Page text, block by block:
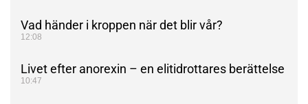
Vad händer i kroppen när det blir vår?
12:08
Livet efter anorexin – en elitidrottares berättelse
10:47